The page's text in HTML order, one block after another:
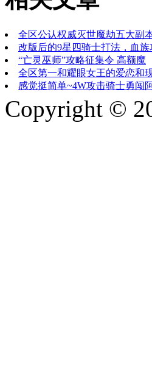
全区公认权威灭世魔劫五大副
改版后的9星四骑士打法，血族
“亡灵巫师”攻略征集令 高额魔
全区第一和耀眼女王的爱恋和
感觉挺简单~4W攻击骑士勇闯
Copyright ©